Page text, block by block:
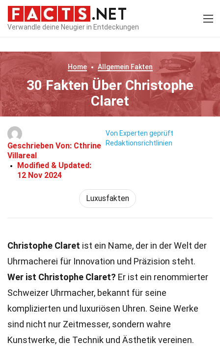
Verwandle deine Neugier in Entdeckungen
Home Allgemein Fakten
30 Fakten Über Christophe
Claret
Geschrieben Von: Cthrine
Villareal
Modified & Updated:
12 Nov 2024
Von Experten geprüft
Redaktionsrichtlinien
Luxusfakten
Christophe Claret ist ein Name, der in der Welt der
Uhrmacherei für Innovation und Präzision steht.
Wer ist Christophe Claret? Er ist ein renommierter
Schweizer Uhrmacher, bekannt für seine
komplizierten und luxuriösen Uhren. Seine Werke
sind nicht nur Zeitmesser, sondern wahre
Kunstwerke, die Technik und Ästhetik vereinen.